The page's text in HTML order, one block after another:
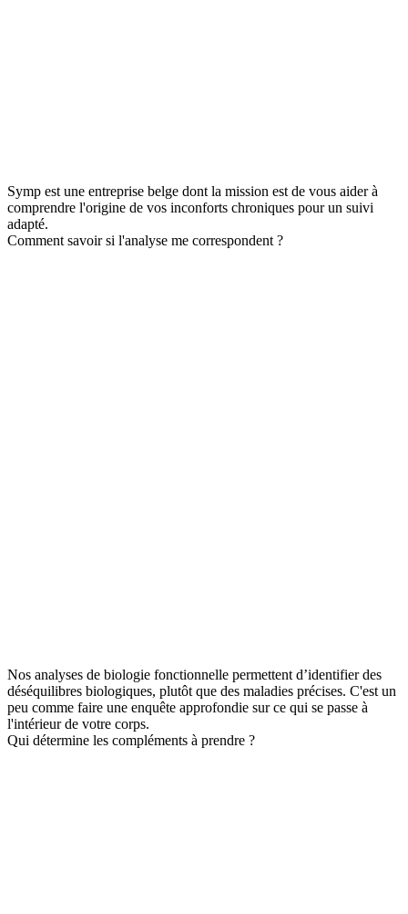
Symp est une entreprise belge dont la mission est de vous aider à
comprendre l'origine de vos inconforts chroniques pour un suivi
adapté.
Comment savoir si l'analyse me correspondent ?
Nos analyses de biologie fonctionnelle permettent d’identifier des
déséquilibres biologiques, plutôt que des maladies précises. C'est un
peu comme faire une enquête approfondie sur ce qui se passe à
l'intérieur de votre corps.
Qui détermine les compléments à prendre ?